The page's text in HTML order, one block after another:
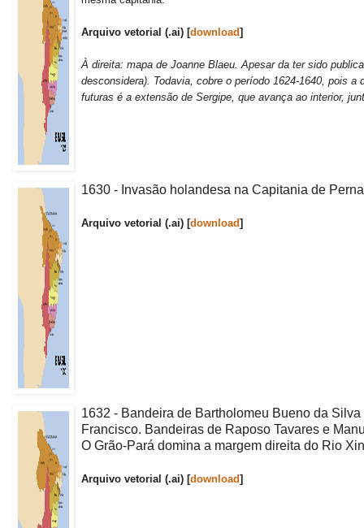
Arquivo vetorial (.ai) [download]
À direita: mapa de Joanne Blaeu. Apesar da ter sido
desconsidera). Todavia, cobre o período 1624-1640, pois
futuras é a extensão de Sergipe, que avança ao interior,
1630 - Invasão holandesa na Capitania de
Arquivo vetorial (.ai) [download]
1632 - Bandeira de Bartholomeu Bueno da
Francisco. Bandeiras de Raposo Tavares e
O Grão-Pará domina a margem direita do Rio
Arquivo vetorial (.ai) [download]